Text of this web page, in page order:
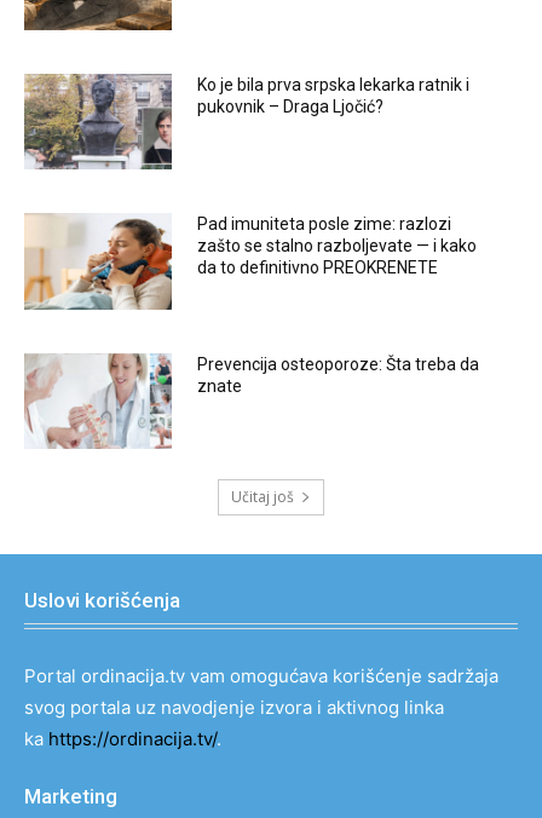
Ko je bila prva srpska lekarka ratnik i
pukovnik – Draga Ljočić?
Pad imuniteta posle zime: razlozi
zašto se stalno razboljevate — i kako
da to definitivno PREOKRENETE
Prevencija osteoporoze: Šta treba da
znate
Učitaj još
Uslovi korišćenja
Portal ordinacija.tv vam omogućava korišćenje sadržaja
svog portala uz navodjenje izvora i aktivnog linka
ka https://ordinacija.tv/.
Marketing